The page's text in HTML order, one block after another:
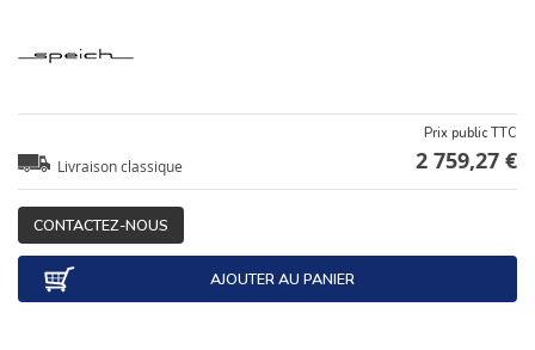
Livraison classique
Prix public TTC
2 759,27 €
CONTACTEZ-NOUS
AJOUTER AU PANIER